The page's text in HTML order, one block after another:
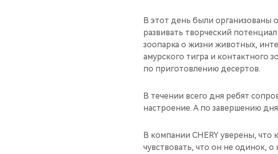
В этот день были организованы
развивать творческий
зоопарка о жизни животных,
амурского тигра и контактного
по приготовлению десертов.
В течении всего дня ребят
настроение. А по завершению
В компании CHERY уверены,
чувствовать, что он не одинок,